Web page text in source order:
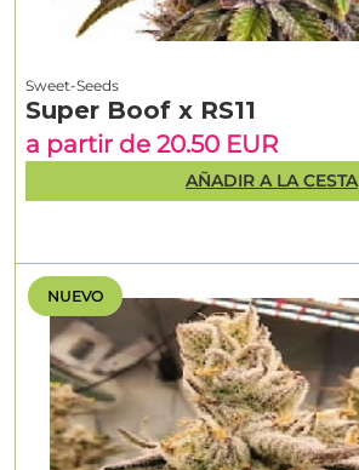
NUEVO
Sweet-Seeds
Super Boof x RS11
a partir de 20.50 EUR
AÑADIR A LA CESTA